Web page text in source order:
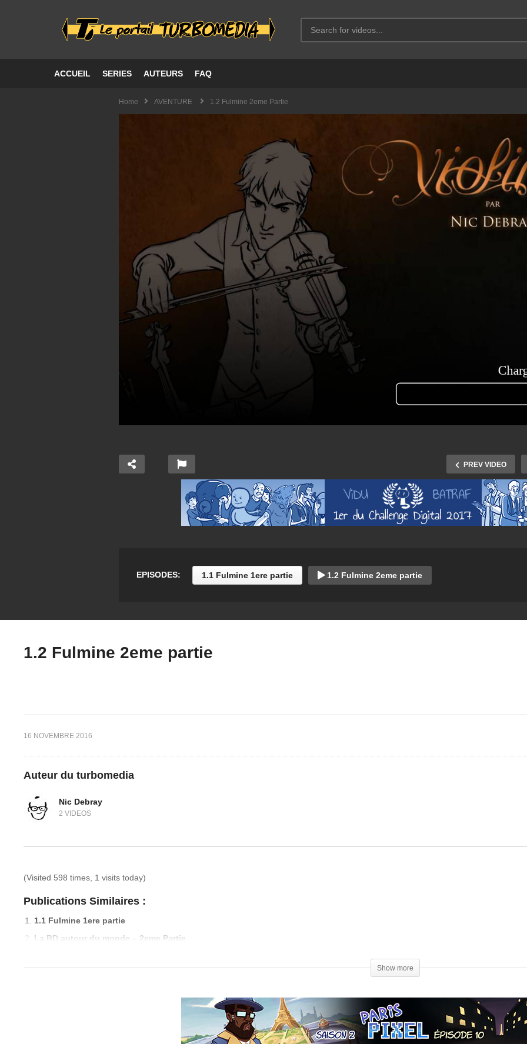
ACCUEIL SERIES AUTEURS FAQ
Home AVENTURE 1.2 Fulmine 2eme Partie
PREV VIDEO
1.1 Origines Trailer
EPISODES: 1.1 Fulmine 1ere partie 1.2 Fulmine 2eme partie
1.2 Fulmine 2eme partie
16 NOVEMBRE 2016
Auteur du turbomedia
Nic Debray
2 VIDEOS
(Visited 598 times, 1 visits today)
Publications Similaires :
1.1 Fulmine 1ere partie
La BD autour du monde – 2eme Partie
Show more